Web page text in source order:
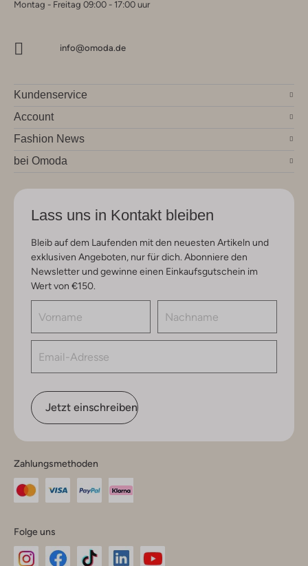
Montag - Freitag 09:00 - 17:00 uur
info@omoda.de
Kundenservice
Account
Fashion News
bei Omoda
Lass uns in Kontakt bleiben
Bleib auf dem Laufenden mit den neuesten Artikeln und
exklusiven Angeboten, nur für dich. Abonniere den
Newsletter und gewinne einen Einkaufsgutschein im
Wert von €150.
Jetzt einschreiben
Zahlungsmethoden
Folge uns